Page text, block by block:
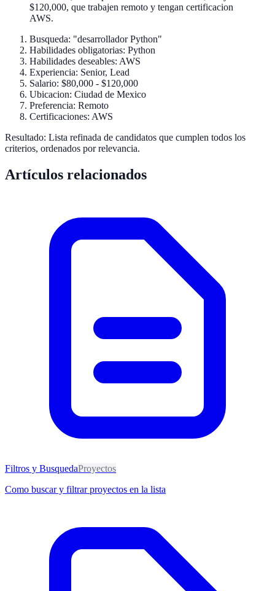
$120,000, que trabajen remoto y tengan certificacion
AWS.
Busqueda: "desarrollador Python"
Habilidades obligatorias: Python
Habilidades deseables: AWS
Experiencia: Senior, Lead
Salario: $80,000 - $120,000
Ubicacion: Ciudad de Mexico
Preferencia: Remoto
Certificaciones: AWS
Resultado: Lista refinada de candidatos que cumplen todos los
criterios, ordenados por relevancia.
Artículos relacionados
Filtros y BusquedaProyectos
Como buscar y filtrar proyectos en la lista